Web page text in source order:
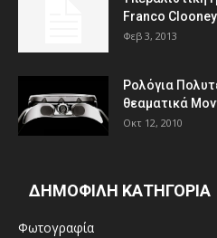
Franco Clooney
Φεβ 3, 2013
Ρολόγια
θεαματικά
Οκτ 12, 2010
ΔΗΜΟΦΙΛΗ ΚΑΤΗΓΟΡΙΑ
Φωτογραφία